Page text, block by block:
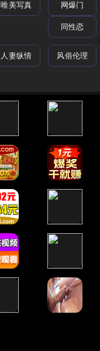
唯美写真 网爆门
同性恋
人妻纵情 风俗伦理